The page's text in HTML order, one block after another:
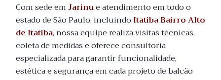
Com sede emJarinue atendimento em todo o
estado de São Paulo, incluindo Itatiba Bairro Alto
de Itatiba, nossa equipe realiza visitas técnicas,
coleta de medidas e oferece consultoria
especializada para garantir funcionalidade,
estética e segurança em cada projeto de balcão